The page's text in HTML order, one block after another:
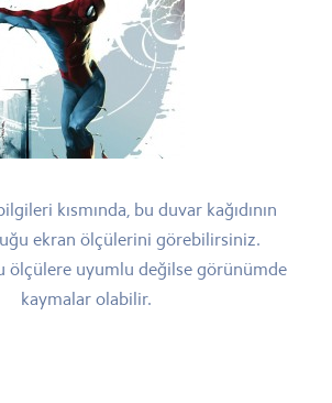
kısmında, bu duvar kağıdının
ekran ölçülerini görebilirsiniz.
ölçülere uyumlu değilse görünümde
kaymalar olabilir.